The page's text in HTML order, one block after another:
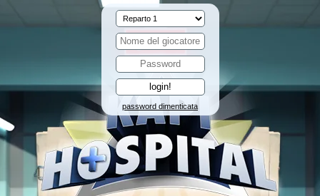
password dimenticata